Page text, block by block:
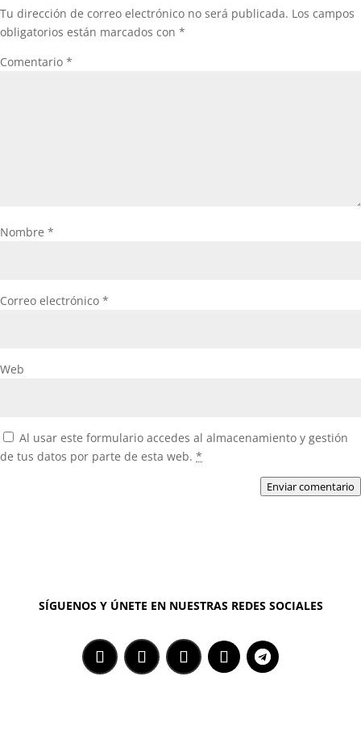
Tu dirección de correo electrónico no será publicada. Los campos
obligatorios están marcados con *
Comentario *
Nombre *
Correo electrónico *
Web
Al usar este formulario accedes al almacenamiento y gestión
de tus datos por parte de esta web. *
Enviar comentario
SÍGUENOS Y ÚNETE EN NUESTRAS REDES SOCIALES